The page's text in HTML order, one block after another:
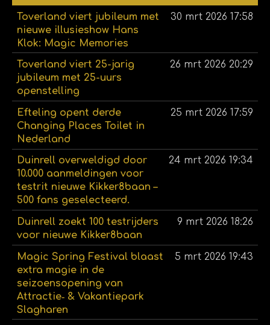
Toverland viert jubileum met
nieuwe illusieshow Hans
Klok: Magic Memories
30 mrt 2026 17:58
Toverland viert 25-jarig
jubileum met 25-uurs
openstelling
26 mrt 2026 20:29
Efteling opent derde
Changing Places Toilet in
Nederland
25 mrt 2026 17:59
Duinrell overweldigd door
10.000 aanmeldingen voor
testrit nieuwe Kikker8baan –
500 fans geselecteerd.
24 mrt 2026 19:34
Duinrell zoekt 100 testrijders
voor nieuwe Kikker8baan
9 mrt 2026 18:26
Magic Spring Festival blaast
extra magie in de
seizoensopening van
Attractie‑ & Vakantiepark
Slagharen
5 mrt 2026 19:43